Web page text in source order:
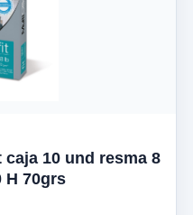
10 und resma 8
H 70grs